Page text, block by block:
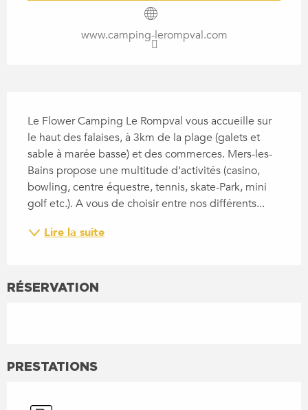
www.camping-lerompval.com
Le Flower Camping Le Rompval vous accueille sur
le haut des falaises, à 3km de la plage (galets et
sable à marée basse) et des commerces. Mers-les-
Bains propose une multitude d’activités (casino,
bowling, centre équestre, tennis, skate-Park, mini
golf etc.). A vous de choisir entre nos différents...
Lire la suite
RÉSERVATION
PRESTATIONS